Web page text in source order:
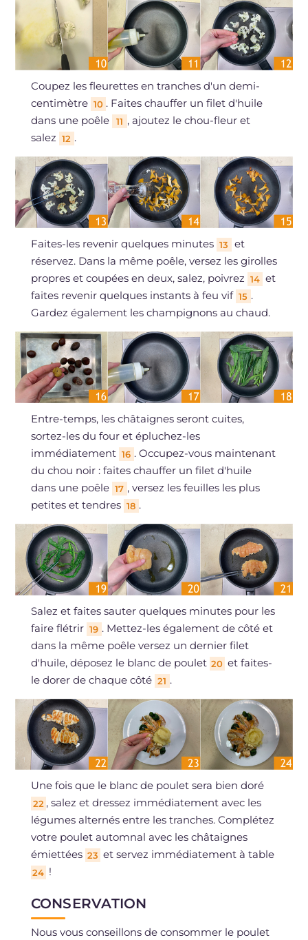
Coupez les fleurettes en tranches d'un demi-
centimètre 10 . Faites chauffer un filet d'huile
dans une poêle
11 , ajoutez le chou-fleur et
salez 12 .
Faites-les revenir quelques minutes 13
et
réservez. Dans la même poêle, versez les girolles
propres et coupées en deux, salez, poivrez 14 et
faites revenir quelques instants à feu vif 15 .
Gardez également les champignons au chaud.
Entre-temps, les châtaignes seront cuites,
sortez-les du four et épluchez-les
immédiatement 16 . Occupez-vous maintenant
du chou noir : faites chauffer un filet d'huile
dans une poêle 17 , versez les feuilles les plus
petites et tendres 18 .
Salez et faites sauter quelques minutes pour les
faire flétrir 19 . Mettez-les également de côté et
dans la même poêle versez un dernier filet
d'huile, déposez le blanc de poulet 20 et faites-
le dorer de chaque côté 21 .
Une fois que le blanc de poulet sera bien doré
22 , salez et dressez immédiatement avec les
légumes alternés entre les tranches. Complétez
votre poulet automnal avec les châtaignes
émiettées 23 et servez immédiatement à table
24 !
CONSERVATION
Nous vous conseillons de consommer le poulet